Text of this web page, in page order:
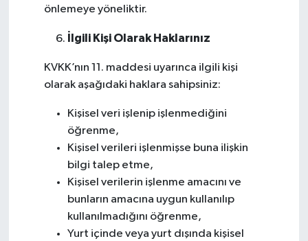
önlemeye yöneliktir.
İlgili Kişi Olarak Haklarınız
KVKK’nın 11. maddesi uyarınca ilgili kişi
olarak aşağıdaki haklara sahipsiniz:
Kişisel veri işlenip işlenmediğini
öğrenme,
Kişisel verileri işlenmişse buna ilişkin
bilgi talep etme,
Kişisel verilerin işlenme amacını ve
bunların amacına uygun kullanılıp
kullanılmadığını öğrenme,
Yurt içinde veya yurt dışında kişisel